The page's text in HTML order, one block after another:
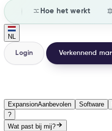
Hoe het werkt
NL
Login Verkennend
ExpansionAanbevolen Software
?
Wat past bij mij?